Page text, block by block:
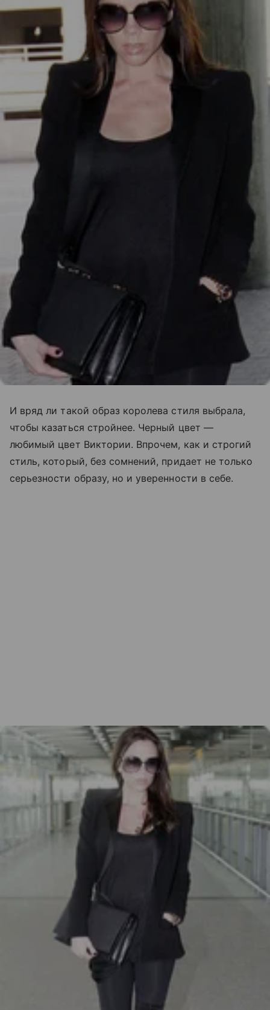
И вряд ли такой образ королева стиля выбрала,
чтобы казаться стройнее. Черный цвет —
любимый цвет Виктории. Впрочем, как и строгий
стиль, который, без сомнений, придает не только
серьезности образу, но и уверенности в себе.